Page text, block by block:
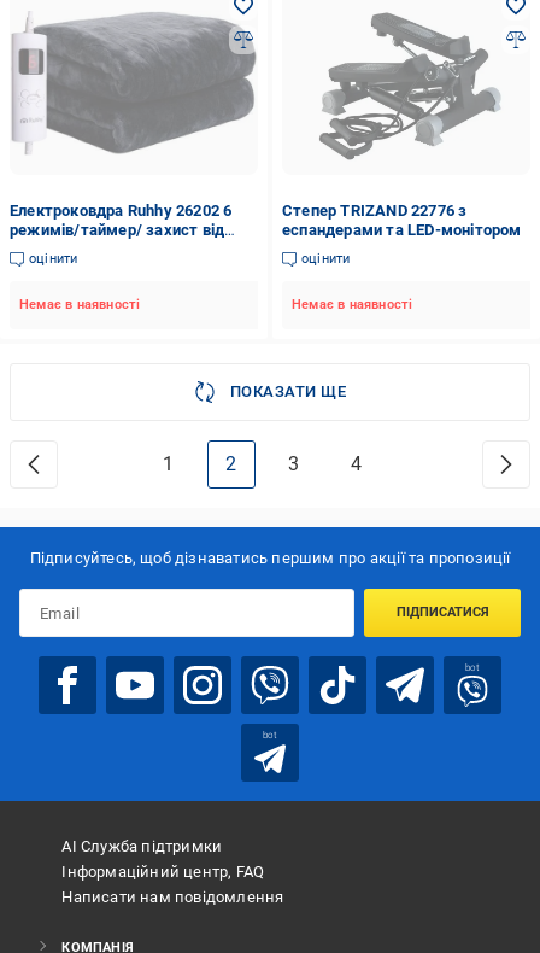
Електроковдра Ruhhy 26202 6
режимів/таймер/ захист від
перегріву 180х130 см Чорний
(26202)
оцінити
Немає в наявності
Степер TRIZAND 22776 з
еспандерами та LED-монітором
оцінити
Немає в наявності
ПОКАЗАТИ ЩЕ
1 2 3 4
Підписуйтесь, щоб дізнаватись першим про акції та пропозиції
ПІДПИСАТИСЯ
bot
bot
АІ Служба підтримки
Інформаційний центр, FAQ
Написати нам повідомлення
КОМПАНІЯ